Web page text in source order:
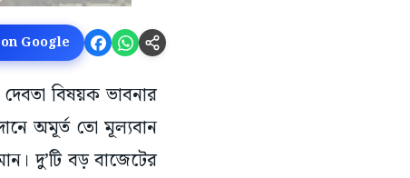
Google
বিষয়ক ভাবনার
অমূর্ত তো মূল্যবান
দু’টি বড় বাজেটের